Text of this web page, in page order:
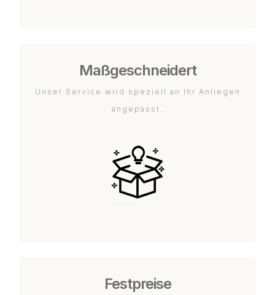
Maßgeschneidert
Unser Service wird speziell an Ihr Anliegen
angepasst.
Festpreise